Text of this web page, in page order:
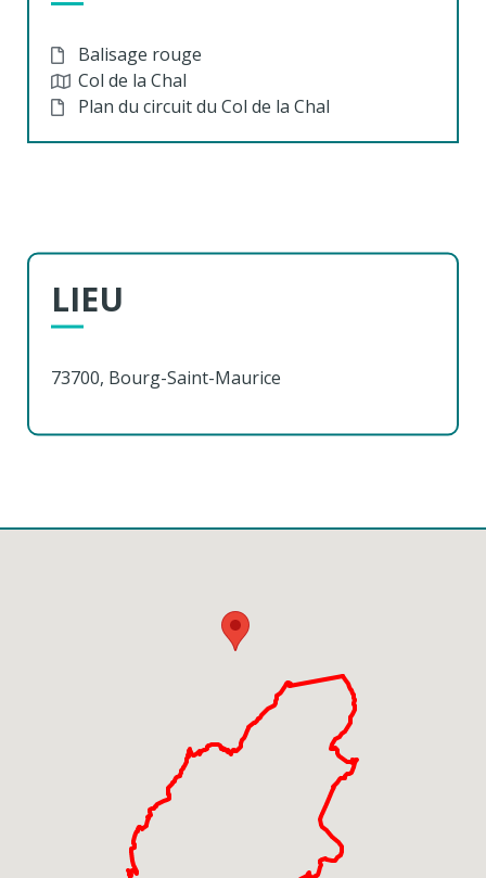
Balisage rouge
Col de la Chal
Plan du circuit du Col de la Chal
LIEU
73700, Bourg-Saint-Maurice